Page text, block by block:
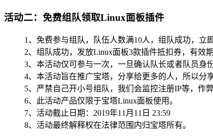
活动二：免费组队领取Linux面板插件
1、免费参与组队，队伍人数满10人，组队成功，立
2、组队成功，发放Linux面板3款插件抵扣券，有效
3、本活动仅可参与一次，一旦确认队长或者队员身
4、本活动旨在推广宝塔，分享给更多的人，所以分
5、严禁自己开小号组队，我们会监控注册IP等，作
6、此活动产品仅限于宝塔Linux面板使用。
7、活动截止日期：2019年11月11日 23:59
8、活动最终解释权在法律范围内归宝塔所有。